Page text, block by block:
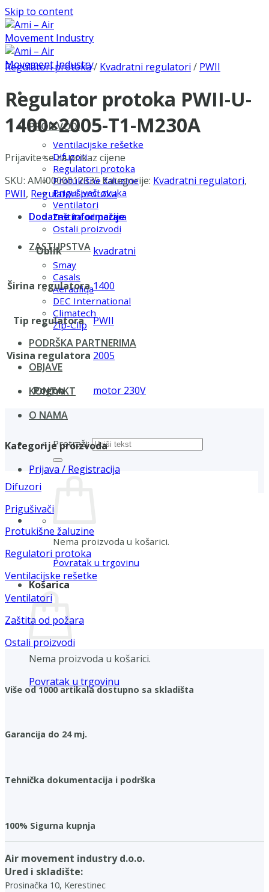
Skip to content
PROIZVODI
Ventilacijske rešetke
Difuzori
Regulatori protoka
Protukišne žaluzine
Prigušivači zvuka
Ventilatori
Zaštita od požara
Ostali proizvodi
ZASTUPSTVA
Smay
Casals
Aerauliqa
DEC International
Climatech
Zip-Clip
PODRŠKA PARTNERIMA
OBJAVE
KONTAKT
O NAMA
Pretraži:
Prijava / Registracija
Nema proizvoda u košarici.
Povratak u trgovinu
Košarica
Nema proizvoda u košarici.
Povratak u trgovinu
Regulatori protoka/ Kvadratni regulatori / PWII
Regulator protoka PWII-U-
1400×2005-T1-M230A
Prijavite se za prikaz cijene
SKU: AMI0000012535 Kategorije: Kvadratni regulatori,
PWII, Regulatori protoka
Dodatne informacije
Oblik kvadratni
Širina regulatora 1400
Tip regulatora PWII
Visina regulatora 2005
Pogon motor 230V
Kategorije proizvoda
Difuzori
Prigušivači
Protukišne žaluzine
Regulatori protoka
Ventilacijske rešetke
Ventilatori
Zaštita od požara
Ostali proizvodi
Više od 1000 artikala dostupno sa skladišta
Garancija do 24 mj.
Tehnička dokumentacija i podrška
100% Sigurna kupnja
Air movement industry d.o.o.
Ured i skladište:
Prosinačka 10, Kerestinec